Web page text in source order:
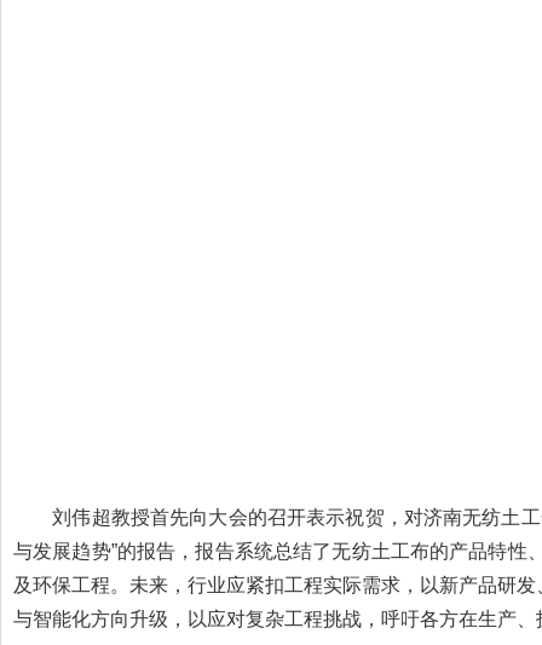
刘伟超教授首先向大会的召开表示祝贺，对济南无纺土工
与发展趋势”的报告，报告系统总结了无纺土工布的产品特
及环保工程。未来，行业应紧扣工程实际需求，以新产品研
与智能化方向升级，以应对复杂工程挑战，呼吁各方在生产